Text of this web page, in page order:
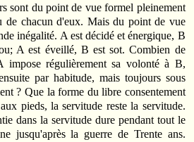
sont du point de vue formel pleinement
de chacun d'eux. Mais du point de vue
inégalité. A est décidé et énergique, B
A est éveillé, B est sot. Combien de
impose régulièrement sa volonté à B,
par habitude, mais toujours sous
? Que la forme du libre consentement
pieds, la servitude reste la servitude.
dans la servitude dure pendant tout le
jusqu'après la guerre de Trente ans.